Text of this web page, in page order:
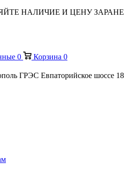
НАЛИЧИЕ И ЦЕНУ
0 Корзина 0
ГРЭС Евпаторийское шоссе 18